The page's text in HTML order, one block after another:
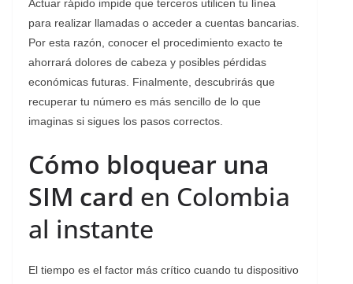
Actuar rápido impide que terceros utilicen tu línea
para realizar llamadas o acceder a cuentas bancarias.
Por esta razón, conocer el procedimiento exacto te
ahorrará dolores de cabeza y posibles pérdidas
económicas futuras. Finalmente, descubrirás que
recuperar tu número es más sencillo de lo que
imaginas si sigues los pasos correctos.
Cómo bloquear una
SIM card en Colombia
al instante
​El tiempo es el factor más crítico cuando tu dispositivo